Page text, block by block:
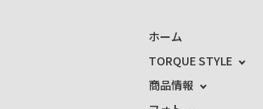
ホーム
TORQUE STYLE
商品情報